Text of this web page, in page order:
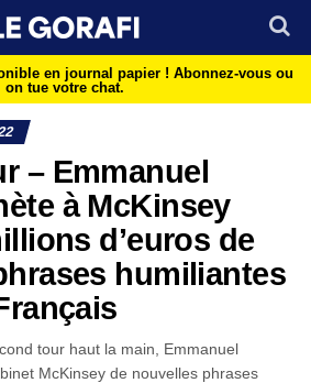
en journal papier ! Abonnez-vous ou
on tue votre chat.
– Emmanuel
à McKinsey
d’euros de
humiliantes
tour haut la main, Emmanuel
McKinsey de nouvelles phrases